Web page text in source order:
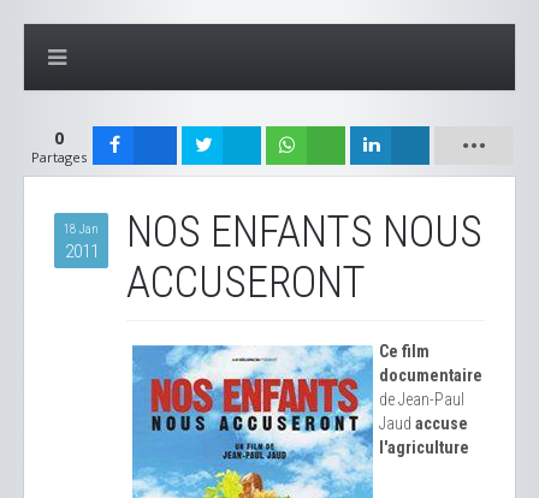
0
Partages
18 Jan
2011
NOS ENFANTS NOUS
ACCUSERONT
Ce film
documentaire
de Jean-Paul
Jaud accuse
l'agriculture